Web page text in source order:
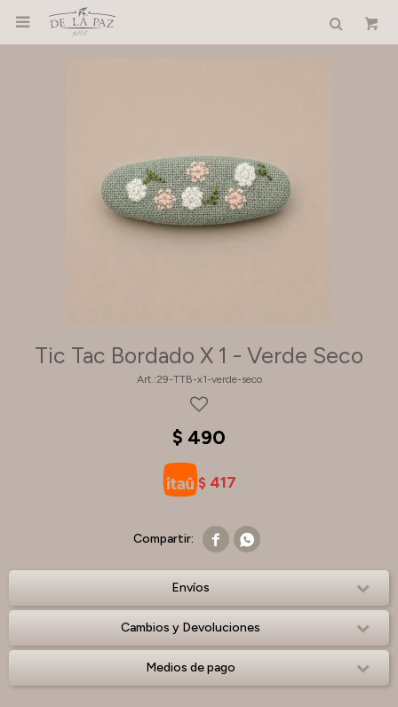

Tic Tac Bordado X 1 - Verde Seco
29-TTB-x1-verde-seco
$ 490
$ 417
 
Envíos
Cambios y Devoluciones
Medios de pago